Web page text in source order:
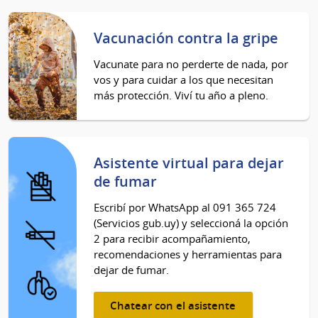
Vacunación contra la gripe
Vacunate para no perderte de nada, por
vos y para cuidar a los que necesitan
más protección. Viví tu año a pleno.
Asistente virtual para dejar
de fumar
Escribí por WhatsApp al 091 365 724
(Servicios gub.uy) y seleccioná la opción
2 para recibir acompañamiento,
recomendaciones y herramientas para
dejar de fumar.
Chatear con el asistente